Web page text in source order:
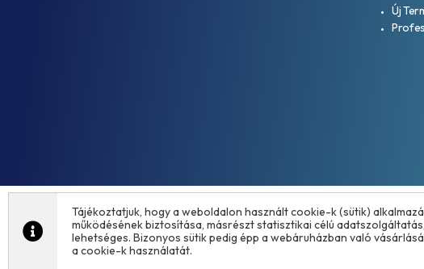
Új
Tájékoztatjuk, hogy a weboldalon használt cookie-k (sütik)
működésének biztosítása, másrészt statisztikai célú
lehetséges. Bizonyos sütik pedig épp a webáruházban való
a cookie-k használatát.